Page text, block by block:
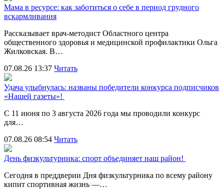
Мама в ресурсе: как заботиться о себе в период грудного
вскармливания
Рассказывает врач-методист Областного центра
общественного здоровья и медицинской профилактики Ольга
Жилковская. В…
07.08.26 13:37 Читать
Удача улыбнулась: названы победители конкурса подписчиков
«Нашей газеты»!
С 11 июня по 3 августа 2026 года мы проводили конкурс
для…
07.08.26 08:54 Читать
День физкультурника: спорт объединяет наш район!
Сегодня в преддверии Дня физкультурника по всему району
кипит спортивная жизнь —…